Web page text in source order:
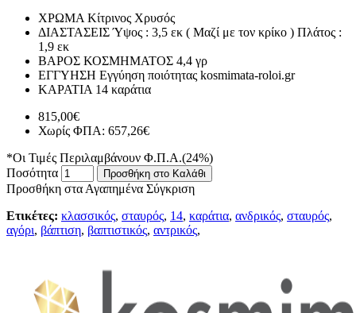
ΧΡΩΜΑ Κίτρινος Χρυσός
ΔΙΑΣΤΑΣΕΙΣ Ύψος : 3,5 εκ ( Μαζί με τον κρίκο ) Πλάτος :
1,9 εκ
ΒΑΡΟΣ ΚΟΣΜΗΜΑΤΟΣ 4,4 γρ
ΕΓΓΥΗΣΗ Εγγύηση ποιότητας kosmimata-roloi.gr
ΚΑΡΑΤΙΑ 14 καράτια
815,00€
Χωρίς ΦΠΑ: 657,26€
*Οι Τιμές Περιλαμβάνουν Φ.Π.Α.(24%)
Ποσότητα
Προσθήκη στο Καλάθι
Προσθήκη στα Αγαπημένα Σύγκριση
Ετικέτες: κλασσικός, σταυρός, 14, καράτια, ανδρικός, σταυρός,
αγόρι, βάπτιση, βαπτιστικός, αντρικός,